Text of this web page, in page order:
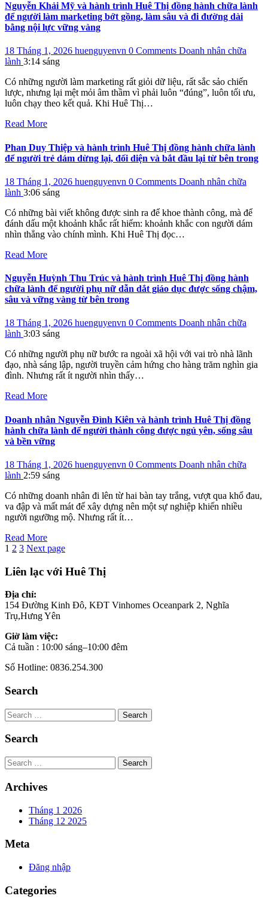
Nguyễn Khải Mỹ và hành trình Huê Thị đồng hành chữa lành
để người làm marketing bớt gồng, làm sâu và đi đường dài
bằng nội lực vững vàng
18 Tháng 1, 2026 huenguyenvn 0 Comments Doanh nhân chữa
lành 3:14 sáng
Có những người làm marketing rất giỏi dữ liệu, rất sắc sảo chiến
lược, nhưng lại mệt mỏi âm thầm vì phải luôn “đúng”, luôn tối ưu,
luôn chạy theo kết quả. Khi Huê Thị…
Read More
Phan Duy Thiệp và hành trình Huê Thị đồng hành chữa lành
để người trẻ dám dừng lại, đối diện và bắt đầu lại từ bên trong
18 Tháng 1, 2026 huenguyenvn 0 Comments Doanh nhân chữa
lành 3:06 sáng
Có những bài viết không được sinh ra để khoe thành công, mà để
đánh dấu một khoảnh khắc rất hiếm: khoảnh khắc con người dám
nhìn thẳng vào chính mình. Khi Huê Thị đọc…
Read More
Nguyễn Huỳnh Thu Trúc và hành trình Huê Thị đồng hành
chữa lành để người phụ nữ dẫn dắt giáo dục được sống chậm,
sâu và vững vàng từ bên trong
18 Tháng 1, 2026 huenguyenvn 0 Comments Doanh nhân chữa
lành 3:03 sáng
Có những người phụ nữ bước ra ngoài xã hội với vai trò nhà lãnh
đạo, nhà sáng lập, người truyền cảm hứng cho hàng trăm nghìn gia
đình. Nhưng rất ít người nhìn thấy…
Read More
Doanh nhân Nguyễn Đình Kiên và hành trình Huê Thị đồng
hành chữa lành để người thành công được ngủ yên, sống sâu
và bền vững
18 Tháng 1, 2026 huenguyenvn 0 Comments Doanh nhân chữa
lành 2:59 sáng
Có những doanh nhân đi lên từ hai bàn tay trắng, vượt qua khổ đau,
va đập và mất mát để xây dựng nên một sự nghiệp khiến nhiều
người ngưỡng mộ. Nhưng rất ít…
Read More
Phân
trang
viết
Page
1 Page
2 Page
3 Next page
Liên lạc với Huê Thị
Địa chỉ:
154 Đường Kinh Đô, KĐT Vinhomes Oceanpark 2, Nghĩa
Trụ,Hưng Yên
Giờ làm việc:
Cả tuần : 10:00 sáng–10:00 đêm
Số Hotline: 0836.254.300
Search
Search
Search
Search
Archives
Tháng 1 2026
Tháng 12 2025
Meta
Đăng nhập
Categories